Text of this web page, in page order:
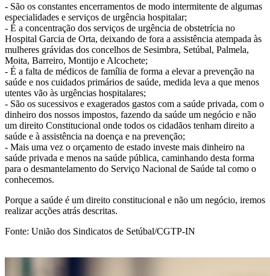
- São os constantes encerramentos de modo intermitente de algumas
especialidades e serviços de urgência hospitalar;
- É a concentração dos serviços de urgência de obstetrícia no
Hospital Garcia de Orta, deixando de fora a assistência atempada às
mulheres grávidas dos concelhos de Sesimbra, Setúbal, Palmela,
Moita, Barreiro, Montijo e Alcochete;
- É a falta de médicos de família de forma a elevar a prevenção na
saúde e nos cuidados primários de saúde, medida leva a que menos
utentes vão às urgências hospitalares;
- São os sucessivos e exagerados gastos com a saúde privada, com o
dinheiro dos nossos impostos, fazendo da saúde um negócio e não
um direito Constitucional onde todos os cidadãos tenham direito a
saúde e à assistência na doença e na prevenção;
- Mais uma vez o orçamento de estado investe mais dinheiro na
saúde privada e menos na saúde pública, caminhando desta forma
para o desmantelamento do Serviço Nacional de Saúde tal como o
conhecemos.
Porque a saúde é um direito constitucional e não um negócio, iremos
realizar acções atrás descritas.
Fonte: União dos Sindicatos de Setúbal/CGTP-IN